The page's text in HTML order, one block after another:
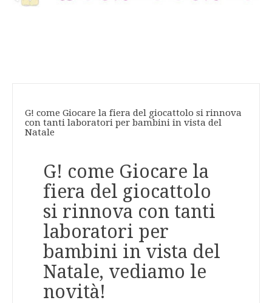
G! come Giocare la fiera del giocattolo si rinnova
con tanti laboratori per bambini in vista del
Natale
G! come Giocare la
fiera del giocattolo
si rinnova con tanti
laboratori per
bambini in vista del
Natale, vediamo le
novità!